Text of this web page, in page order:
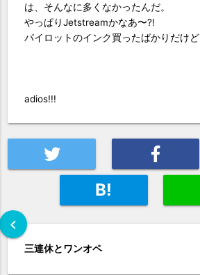
は、そんなに多くなかったんだ。
やっぱりJetstreamかなあ〜?!
パイロットのインク買ったばかりだけど
adios!!!
B!
chevron_left
三連休とワンオペ